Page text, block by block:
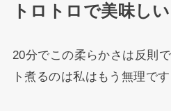
トロトロで美味しい
20分でこの柔らかさは反則
ト煮るのは私はもう無理で